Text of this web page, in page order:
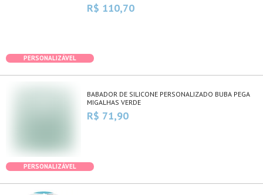
R$ 110,70
PERSONALIZÁVEL
BABADOR DE SILICONE PERSONALIZADO BUBA PEGA
MIGALHAS VERDE
R$ 71,90
PERSONALIZÁVEL